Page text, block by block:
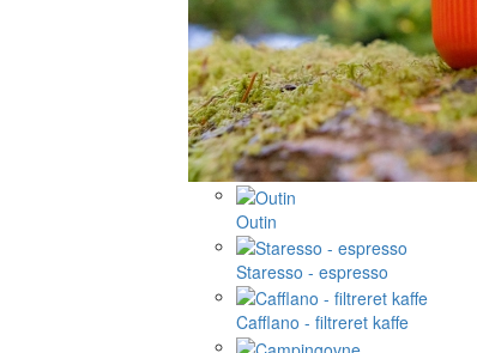
Outin
Staresso - espresso
Cafflano - filtreret kaffe